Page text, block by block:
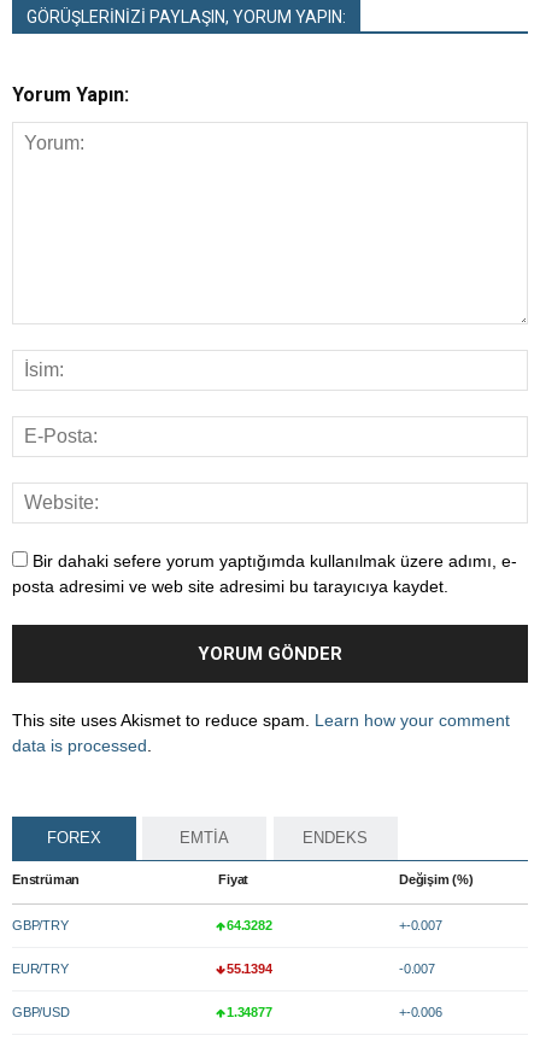
GÖRÜŞLERİNİZİ PAYLAŞIN, YORUM YAPIN:
Yorum Yapın:
Bir dahaki sefere yorum yaptığımda kullanılmak üzere adımı, e-
posta adresimi ve web site adresimi bu tarayıcıya kaydet.
This site uses Akismet to reduce spam. Learn how your comment
data is processed
FOREX EMTİA ENDEKS
Enstrüman Fiyat Değişim (%)
GBP/TRY 64.3282 +-0.007
EUR/TRY 55.1394 -0.007
GBP/USD 1.34877 +-0.006